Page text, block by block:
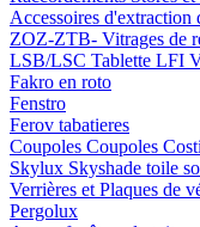
Accessoires d'extraction
ZOZ-ZTB- Vitrages de
LSB/LSC Tablette LFI
Fakro en roto
Fenstro
Ferov tabatieres
Coupoles Coupoles
Skylux Skyshade toile
Verrières et Plaques de
Pergolux